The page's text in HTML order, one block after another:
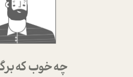
تقویم دیواری
چه خوب که